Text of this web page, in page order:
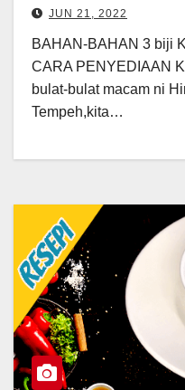
JUN 21, 2022
BAHAN-BAHAN 3 biji
CARA PENYEDIAAN
bulat-bulat macam ni
Tempeh,kita…